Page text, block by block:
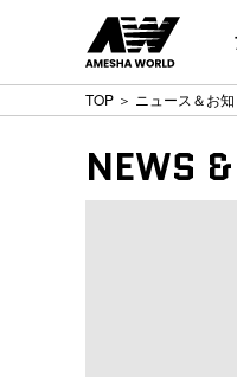
TOP ＞ ニュース＆お
NEWS